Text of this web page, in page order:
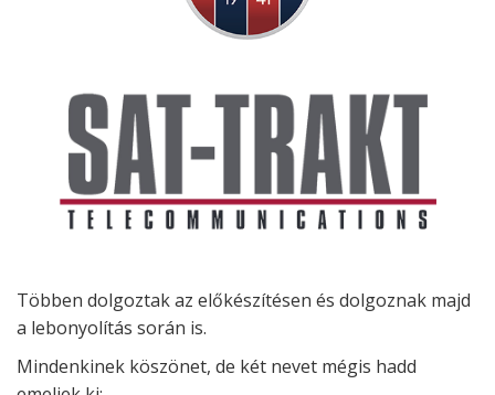
Többen dolgoztak az előkészítésen és dolgoznak majd
a lebonyolítás során is.
Mindenkinek köszönet, de két nevet mégis hadd